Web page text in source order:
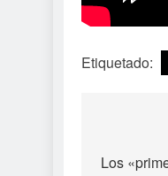
Etiquetado:
de
Los